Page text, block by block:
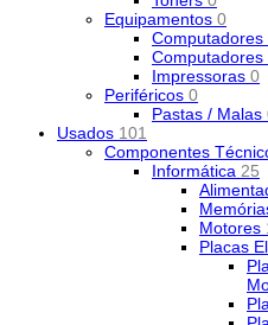
Equipamentos 0
Computadores
Computadores
Impressoras 0
Periféricos 0
Pastas / Malas
Usados 101
Componentes
Informática 25
Motores
Placas